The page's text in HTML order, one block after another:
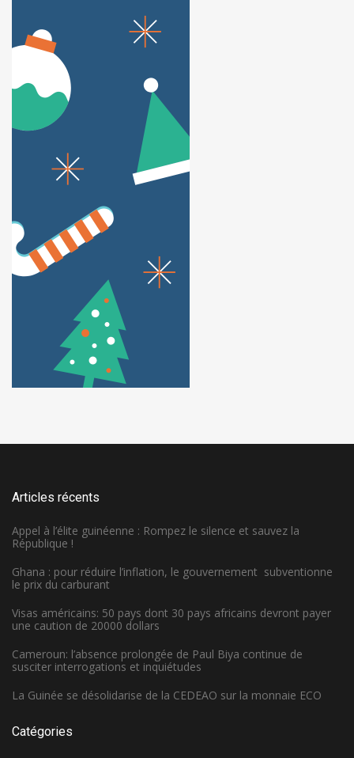
Articles récents
Appel à l’élite guinéenne : Rompez le silence et sauvez la
République !
Ghana : pour réduire l’inflation, le gouvernement subventionne
le prix du carburant
Visas américains: 50 pays dont 30 pays africains devront payer
une caution de 20000 dollars
Cameroun: l’absence prolongée de Paul Biya continue de
susciter interrogations et inquiétudes
La Guinée se désolidarise de la CEDEAO sur la monnaie ECO
Catégories